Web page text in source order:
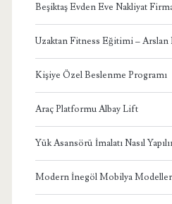
Beşiktaş Evden Eve Nakliyat
Uzaktan Fitness Eğitimi – Arslan
Kişiye Özel Beslenme Programı
Araç Platformu Albay Lift
Yük Asansörü İmalatı Nasıl
Modern İnegöl Mobilya